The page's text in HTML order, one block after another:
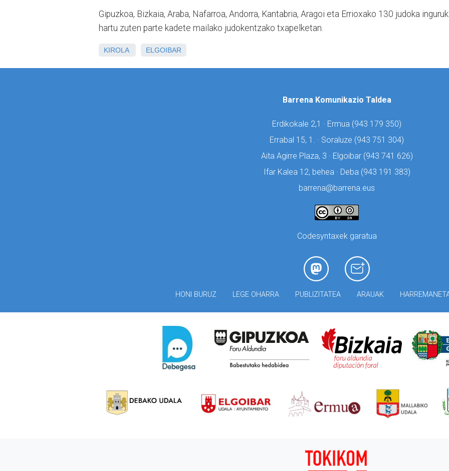
Gipuzkoa, Bizkaia, Araba, Nafarroa, Andorra, Kantabria, Aragoi eta Errioxako 130 judoka inguruk
hartu zuten parte kadete mailako judokentzako txapelketan.
KIROLA ELGOIBAR
Barrena Komunikazio Taldea
Erdikokale 2,1 · Ermua (943 179 350)
Errabal 15, 1. · Soraluze (943 751 304)
Aita Agirre Plaza, 3 · Elgoibar (943 741 626)
Ifar Kalea 12, behea · Deba (943 191 383)
barrena@barrena.eus
Codesyntaxek garatua
HONI BURUZ LEGE OHARRA PUBLIZITATEA ARAUAK